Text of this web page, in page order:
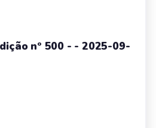
nº 500 - - 2025-09-